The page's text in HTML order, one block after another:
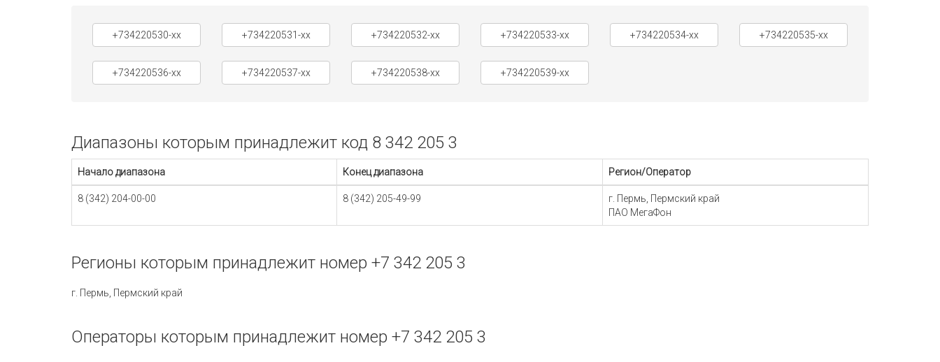
+734220530-xx +734220531-xx +734220532-xx +734220533-xx +734220534-xx +734220535-xx
+734220536-xx +734220537-xx +734220538-xx +734220539-xx
Диапазоны которым принадлежит код 8 342 205 3
Начало диапазона Конец диапазона Регион/Оператор
8 (342) 204-00-00 8 (342) 205-49-99
г. Пермь, Пермский край
ПАО МегаФон
Регионы которым принадлежит номер +7 342 205 3
г. Пермь, Пермский край
Операторы которым принадлежит номер +7 342 205 3